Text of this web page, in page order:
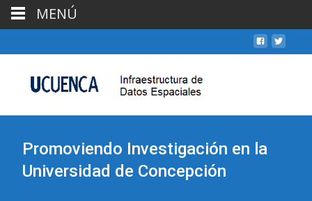
Promoviendo Investigación en la
Universidad de Concepción
MENÚ